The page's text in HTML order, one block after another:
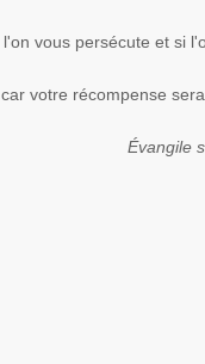
l'on vous persécute et si
, car votre récompense
Évangile